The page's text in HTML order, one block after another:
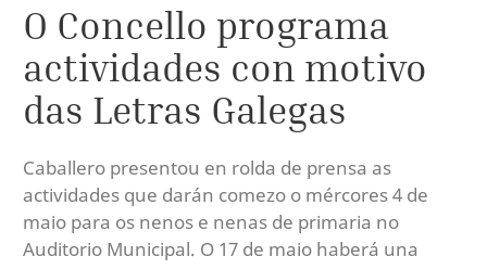
O Concello programa
actividades con motivo
das Letras Galegas
Caballero presentou en rolda de prensa as
actividades que darán comezo o mércores 4 de
maio para os nenos e nenas de primaria no
Auditorio Municipal. O 17 de maio haberá una